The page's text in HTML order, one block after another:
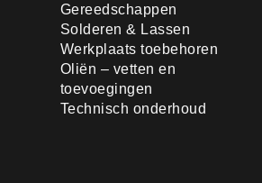
Gereedschappen
Solderen & Lassen
Werkplaats toebehoren
Oliën – vetten en
toevoegingen
Technisch onderhoud